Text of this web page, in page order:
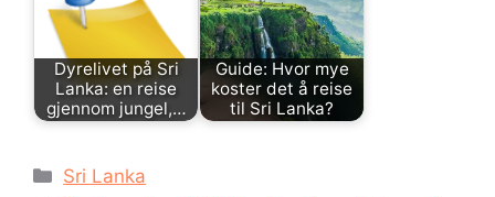
Dyrelivet på Sri
Lanka: en reise
gjennom jungel,…
Guide: Hvor mye
koster det å reise
til Sri Lanka?
Kategorier
Sri Lanka